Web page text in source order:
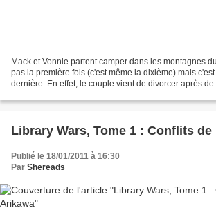
Mack et Vonnie partent camper dans les montagnes
pas la première fois (c'est même la dixième) mais
dernière. En effet, le couple vient de divorcer après
Library Wars, Tome 1 : Conflits
Publié le 18/01/2011 à 16:30
Par Shereads